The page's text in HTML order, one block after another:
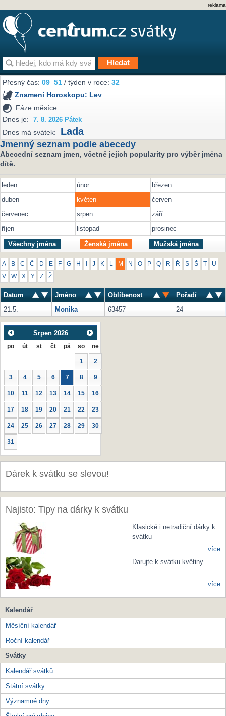
reklama
Přesný čas:09 51 / týden v roce:32
Znamení Horoskopu: Lev
Fáze měsíce:
Dnes je:
7. 8. 2026 Pátek
Dnes má svátek: Lada
Jmenný seznam podle abecedy
Abecední seznam jmen, včetně jejich popularity pro výběr jména
dítě.
leden únor
březen
duben
květen
červen
červenec
srpen
září
říjen
listopad prosinec
Všechny jména Ženská jména Mužská jména
A B C Č D E F G H J K M N O P Q R Ř S Š U
V W X Y Z Ž
Datum Jméno Oblíbenost
Pořadí
21.5.
Monika 63457 24
Srpen 2026
po út st čt pá so ne
1 2
3 4 5 6 7 8 9
10 11 12 13 14 15 16
17 18 19 20 21 22 23
24 25 26 27 28 29 30
31
Dárek k svátku se slevou!
Najisto: Tipy na dárky k svátku
Klasické i netradiční dárky k
svátku
více
Darujte k svátku květiny
více
Kalendář
Měsíční kalendář
Roční kalendář
Svátky
Kalendář svátků
Státní svátky
Významné dny